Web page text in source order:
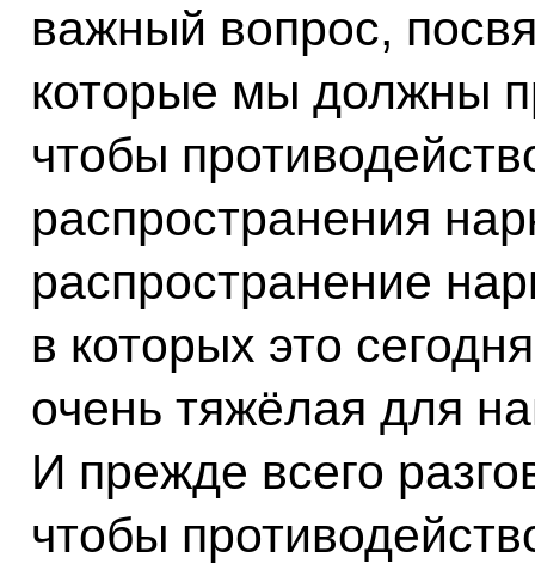
важный вопрос,
которые мы должны
чтобы
распространения
распространение
в которых это
очень тяжёлая для
И прежде всего
чтобы